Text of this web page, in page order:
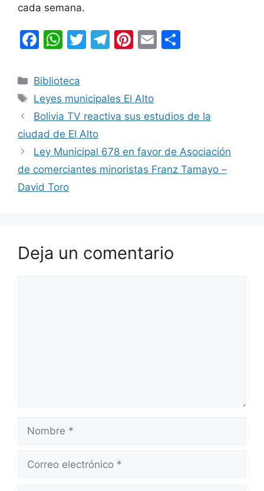
cada semana.
F
c
e
b
o
o
k
W
at
s
A
p
p
T
er
T
gr
a
Pi
e
st
E
ar
Categorías
Biblioteca
Etiquetas
Leyes municipales El Alto
Bolivia TV reactiva sus estudios de la
ciudad de El Alto
Ley Municipal 678 en favor de Asociación
de comerciantes minoristas Franz Tamayo –
David Toro
Deja un comentario
Nombre
Correo